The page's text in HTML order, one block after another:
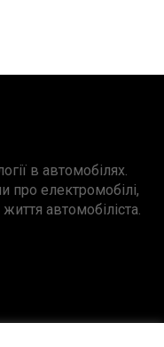
в автомобілях.
про електромобілі,
автомобіліста.